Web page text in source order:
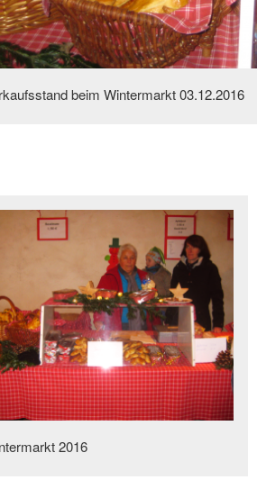
beim Wintermarkt 03.12.2016
2016